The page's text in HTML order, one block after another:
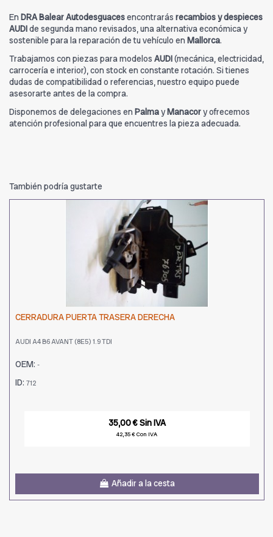
En DRA Balear Autodesguacesencontrarás recambios y despieces
AUDIde segunda mano revisados, una alternativa económica y
sostenible para la reparación de tu vehículo en Mallorca.
Trabajamos con piezas para modelos AUDI(mecánica, electricidad,
carrocería e interior), con stock en constante rotación. Si tienes
dudas de compatibilidad o referencias, nuestro equipo puede
asesorarte antes de la compra.
Disponemos de delegaciones en PalmayManacory ofrecemos
atención profesional para que encuentres la pieza adecuada.
También podría gustarte
CERRADURA PUERTA TRASERA DERECHA
AUDI A4 B6 AVANT (8E5) 1.9 TDI
OEM: -
ID: 712
35,00 € Sin IVA
42,35 € Con IVA
Añadir a la cesta